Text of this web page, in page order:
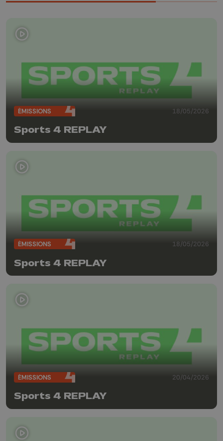
ÉMISSIONS 18/05/2026
Sports 4 REPLAY
ÉMISSIONS 18/05/2026
Sports 4 REPLAY
ÉMISSIONS 20/04/2026
Sports 4 REPLAY